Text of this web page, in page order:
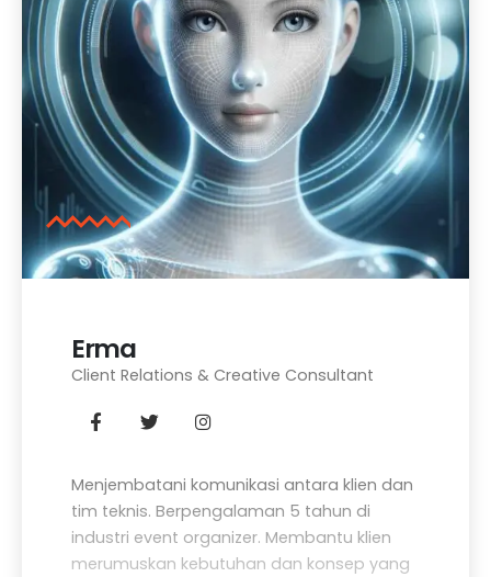
Erma
Client Relations & Creative Consultant
Menjembatani komunikasi antara klien dan
tim teknis. Berpengalaman 5 tahun di
industri event organizer. Membantu klien
merumuskan kebutuhan dan konsep yang